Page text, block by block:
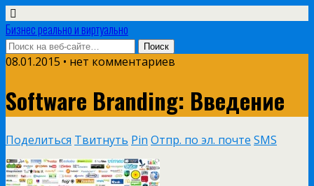
Бизнес реально и виртуально
08.01.2015 • нет комментариев
Software Branding: Введение
Поделиться Твитнуть Pin Отпр. по эл. почте SMS